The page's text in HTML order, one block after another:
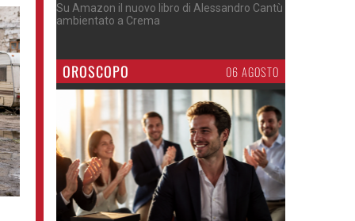
Su Amazon il nuovo libro di Alessandro Cantù
ambientato a Crema
OROSCOPO 06 AGOSTO